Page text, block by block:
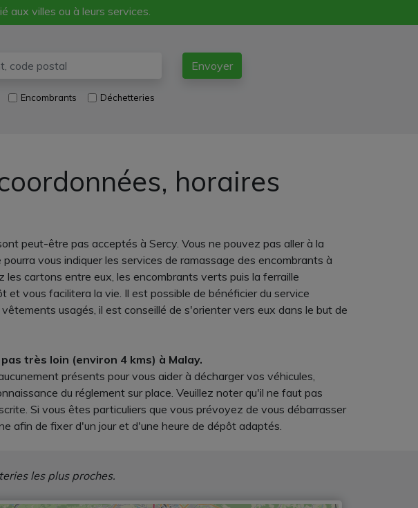
aux villes ou à leurs services.
Envoyer
Encombrants Déchetteries
horaires
peut-être pas acceptés à Sercy. Vous ne pouvez pas aller à la
vous indiquer les services de ramassage des encombrants à
cartons entre eux, les encombrants verts puis la ferraille
et vous facilitera la vie. Il est possible de bénéficier du service
usagés, il est conseillé de s'orienter vers eux dans le but de
très loin (environ 4 kms) à Malay.
présents pour vous aider à décharger vos véhicules,
du réglement sur place. Veuillez noter qu'il ne faut pas
Si vous êtes particuliers que vous prévoyez de vous débarrasser
afin de fixer d'un jour et d'une heure de dépôt adaptés.
les plus proches.